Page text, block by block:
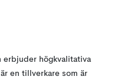
erbjuder högkvalitativa
en tillverkare som är